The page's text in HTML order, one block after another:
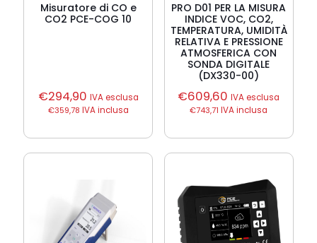
Misuratore di CO e
CO2 PCE-COG 10
€294,90 IVA esclusa
€359,78 IVA inclusa
PRO D01 PER LA MISURA
INDICE VOC, CO2,
TEMPERATURA, UMIDITÀ
RELATIVA E PRESSIONE
ATMOSFERICA CON
SONDA DIGITALE
(DX330-00)
€609,60 IVA esclusa
€743,71 IVA inclusa